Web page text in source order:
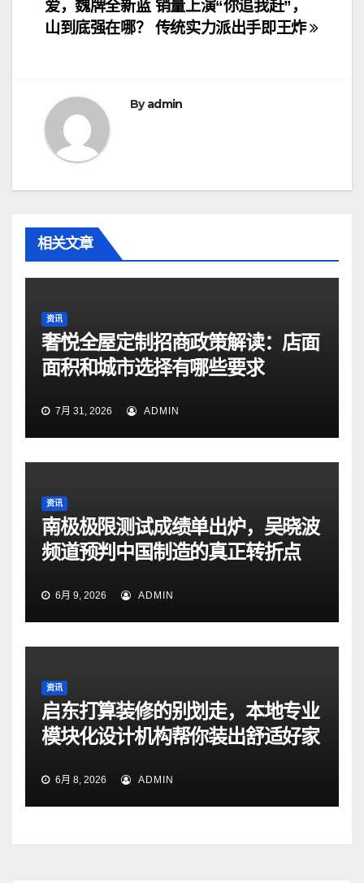
章
航
销量上演“你追我赶”，
传统实力派出手即王炸
爱，魏牌全新蓝
山到底强在哪？
Byadmin
相关文章
资讯
奢悦全屋定制招商政策解读：店面
面积和城市选择有哪些要求
7月 31, 2026 ADMIN
资讯
南极极限测试成绩单出炉，吴晓波
频道预判中国制造的真正转折点
6月 9, 2026 ADMIN
资讯
启东打算装修的别划走，本地专业
模块化设计机构帮你装出舒适好家
6月 8, 2026 ADMIN